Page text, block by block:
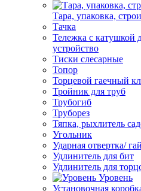
Тара, упаковка,
Тачка
Тележка с катушкой
устройство
Тиски слесарные
Топор
Торцевой гаечный
Тройник для труб
Трубогиб
Труборез
Тяпка, рыхлитель
Угольник
Ударная отвертка/
Удлинитель для бит
Удлинитель для
Уровень
Установочная